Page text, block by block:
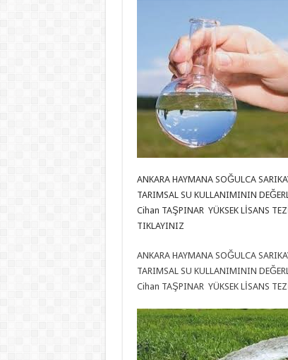
ANKARA HAYMANA SOĞULCA
TARIMSAL SU KULLANIMININ
Cihan TAŞPINAR YÜKSEK LİSANS
TIKLAYINIZ
ANKARA HAYMANA SOĞULCA
TARIMSAL SU KULLANIMININ
Cihan TAŞPINAR YÜKSEK LİSANS